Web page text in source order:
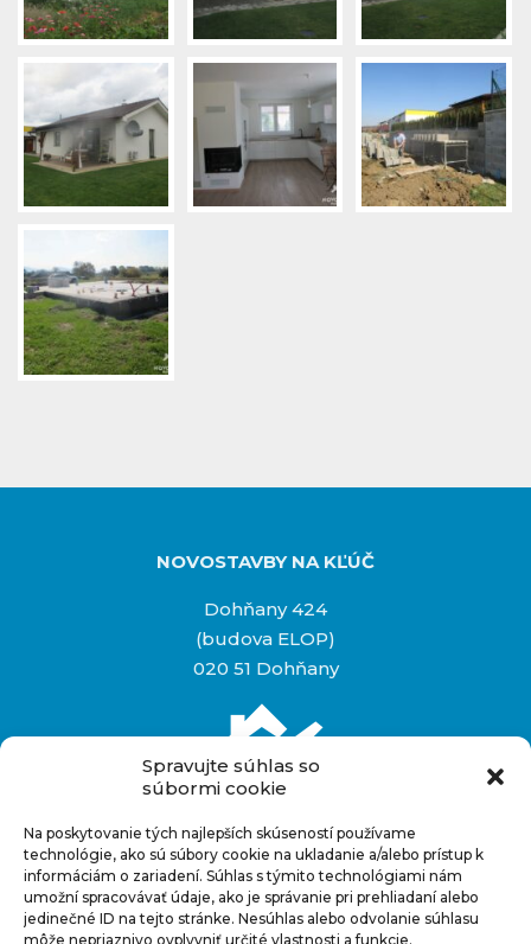
Spravujte súhlas so
súbormi cookie
Na poskytovanie tých najlepších skúseností používame
technológie, ako sú súbory cookie na ukladanie a/alebo prístup k
informáciám o zariadení. Súhlas s týmito technológiami nám
umožní spracovávať údaje, ako je správanie pri prehliadaní alebo
jedinečné ID na tejto stránke. Nesúhlas alebo odvolanie súhlasu
môže nepriaznivo ovplyvniť určité vlastnosti a funkcie.
NOVOSTAVBY NA KĽÚČ
Dohňany 424
(budova ELOP)
020 51 Dohňany
Rýchly kontakt
+421 948 927 880
info@novostavbynakluc.sk